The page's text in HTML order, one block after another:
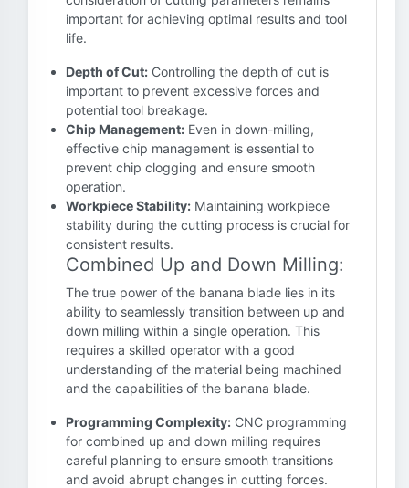
important for achieving optimal results and tool
life.
Depth of Cut: Controlling the depth of cut is
important to prevent excessive forces and
potential tool breakage.
Chip Management: Even in down-milling,
effective chip management is essential to
prevent chip clogging and ensure smooth
operation.
Workpiece Stability: Maintaining workpiece
stability during the cutting process is crucial for
consistent results.
Combined Up and Down Milling:
The true power of the banana blade lies in its
ability to seamlessly transition between up and
down milling within a single operation. This
requires a skilled operator with a good
understanding of the material being machined
and the capabilities of the banana blade.
Programming Complexity: CNC programming
for combined up and down milling requires
careful planning to ensure smooth transitions
and avoid abrupt changes in cutting forces.